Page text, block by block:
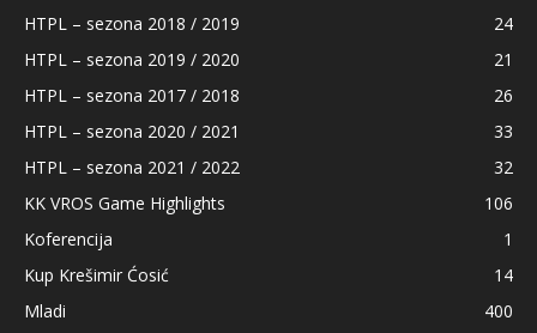
HTPL – sezona 2018 / 2019
24
HTPL – sezona 2019 / 2020
21
HTPL – sezona 2017 / 2018
26
HTPL – sezona 2020 / 2021
33
HTPL – sezona 2021 / 2022
32
KK VROS Game Highlights
106
Koferencija
1
Kup Krešimir Ćosić
14
Mladi
400